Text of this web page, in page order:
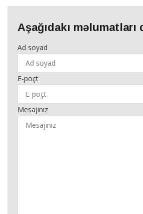
Aşağıdakı
Ad soyad
E-poçt
Mesajınız